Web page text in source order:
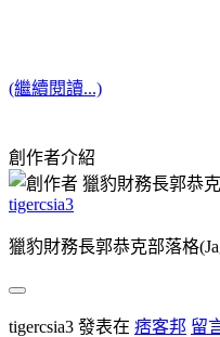
(繼續閱讀...)
創作者介紹
tigercsia3
獵豹財務長郭恭克部落格
tigercsia3 發表在 痞客邦 留